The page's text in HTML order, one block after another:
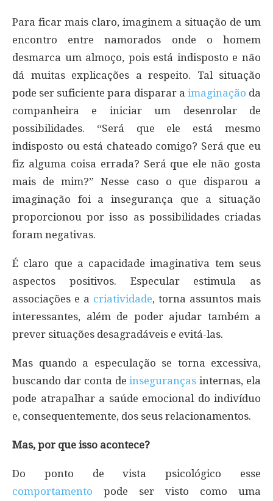
Para ficar mais claro, imaginem a situação de um
encontro entre namorados onde o homem
desmarca um almoço, pois está indisposto e não
dá muitas explicações a respeito. Tal situação
pode ser suficiente para disparar a imaginação da
companheira e iniciar um desenrolar de
possibilidades. “Será que ele está mesmo
indisposto ou está chateado comigo? Será que eu
fiz alguma coisa errada? Será que ele não gosta
mais de mim?” Nesse caso o que disparou a
imaginação foi a insegurança que a situação
proporcionou por isso as possibilidades criadas
foram negativas.
É claro que a capacidade imaginativa tem seus
aspectos positivos. Especular estimula as
associações e a criatividade, torna assuntos mais
interessantes, além de poder ajudar também a
prever situações desagradáveis e evitá-las.
Mas quando a especulação se torna excessiva,
buscando dar conta deinsegurançasinternas, ela
pode atrapalhar a saúde emocional do indivíduo
e, consequentemente, dos seus relacionamentos.
Mas, por que isso acontece?
Do ponto de vista psicológico esse
comportamento pode ser visto como uma